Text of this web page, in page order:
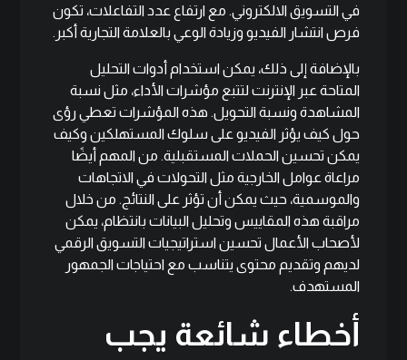
في التسويق الالكتروني. مع ارتفاع عدد التفاعلات، تكون
فرص انتشار الفيديو وزيادة الوعي بالعلامة التجارية أكبر.
بالإضافة إلى ذلك، يمكن استخدام أدوات التحليل
المتاحة عبر الإنترنت لتتبع مؤشرات الأداء، مثل نسبة
المشاهدة ونسبة التحويل. هذه المؤشرات تعطي رؤى
حول كيف يؤثر الفيديو على سلوك المستهلكين وكيف
يمكن تحسين الحملات المستقبلية. من المهم أيضًا
مراعاة عوامل الخارجية مثل التحولات في الاتجاهات
والموسمية، حيث يمكن أن تؤثر على النتائج. من خلال
مراقبة هذه المقاييس وتحليل البيانات بانتظام، يمكن
لأصحاب الأعمال تحسين استراتيجيات التسويق الرقمي
لديهم وتقديم محتوى يتناسب مع احتياجات الجمهور
المستهدف.
أخطاء شائعة يجب